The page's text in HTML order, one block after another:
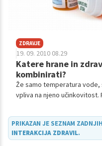
ZDRAVJE
19. 09. 2010 08.29
Katere hrane in
kombinirati?
Že samo temperatura
vpliva na njeno
PRIKAZAN JE SEZNAM
INTERAKCIJA ZDRAVIL.